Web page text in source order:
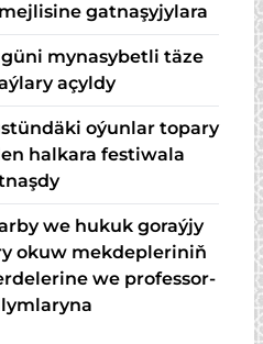
gatnaşyjylara
mynasybetli täze
açyldy
oýunlar topary
halkara festiwala
we hukuk goraýjy
okuw mekdepleriniň
we professor-